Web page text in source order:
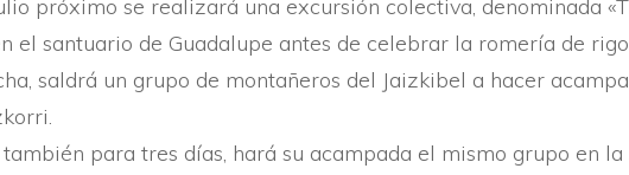
próximo se realizará una excursión colectiva, denominada
el santuario de Guadalupe antes de celebrar la romerí­a de
saldrá un grupo de montañeros del Jaizkibel a hacer
para tres dí­as, hará su acampada el mismo grupo en